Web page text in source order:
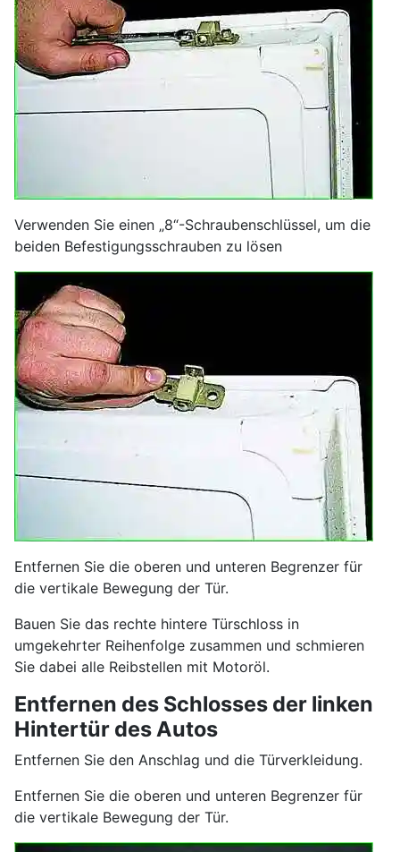
Verwenden Sie einen „8“-Schraubenschlüssel, um die
beiden Befestigungsschrauben zu lösen
Entfernen Sie die oberen und unteren Begrenzer für
die vertikale Bewegung der Tür.
Bauen Sie das rechte hintere Türschloss in
umgekehrter Reihenfolge zusammen und schmieren
Sie dabei alle Reibstellen mit Motoröl.
Entfernen des Schlosses der linken
Hintertür des Autos
Entfernen Sie den Anschlag und die Türverkleidung.
Entfernen Sie die oberen und unteren Begrenzer für
die vertikale Bewegung der Tür.